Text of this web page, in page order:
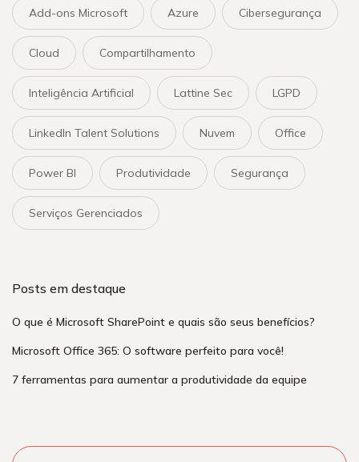
Add-ons Microsoft Azure Cibersegurança
Cloud Compartilhamento
Inteligência Artificial Lattine Sec LGPD
LinkedIn Talent Solutions Nuvem Office
Power BI Produtividade Segurança
Serviços Gerenciados
Posts em destaque
O que é Microsoft SharePoint e quais são seus benefícios?
Microsoft Office 365: O software perfeito para você!
7 ferramentas para aumentar a produtividade da equipe